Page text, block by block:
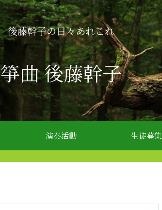
後藤幹子の日々あれこれ
箏曲 後藤幹子
演奏活動 生徒募集